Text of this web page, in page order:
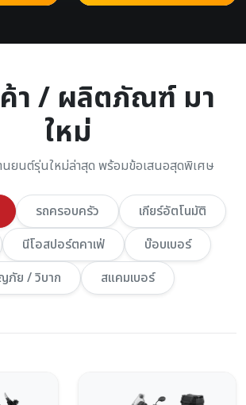
า / ผลิตภัณฑ์ มา
ใหม่
นยนต์รุ่นใหม่ล่าสุด พร้อมข้อเสนอสุดพิเศษ
รถครอบครัว
เกียร์อัตโนมัติ
นีโอสปอร์ตคาเฟ่
บ๊อบเบอร์
ภัย / วิบาก
สแคมเบอร์